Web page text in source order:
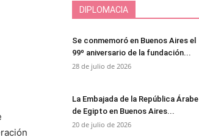
DIPLOMACIA
Se conmemoró en Buenos Aires el
99º aniversario de la fundación...
28 de julio de 2026
La Embajada de la República Árabe
de Egipto en Buenos Aires...
20 de julio de 2026